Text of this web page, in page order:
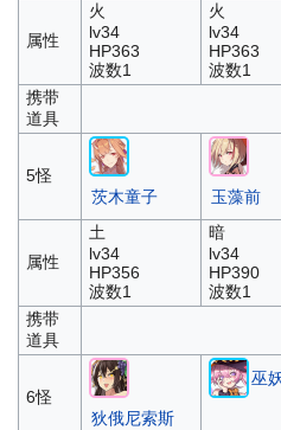
属性
火
lv34
HP363
波数1
火
lv34
HP363
波数1
携带
道具
5怪
茨木童子
玉藻前
属性
土
lv34
HP356
波数1
暗
lv34
HP390
波数1
携带
道具
6怪
狄俄尼索斯
巫